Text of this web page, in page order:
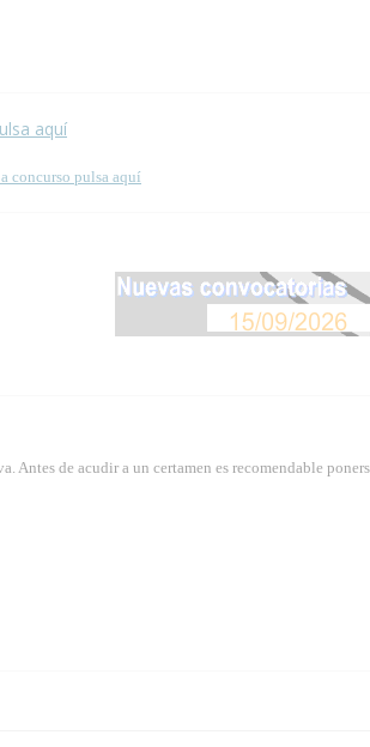
aquí
concurso pulsa aquí
de acudir a un certamen es recomendable